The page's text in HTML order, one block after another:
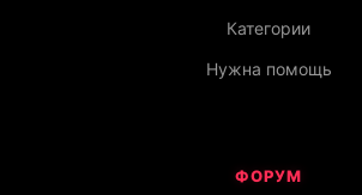
Категории
Нужна помощь
ФОРУМ